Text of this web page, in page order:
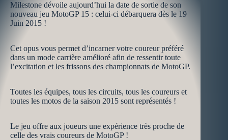
Milestone dévoile aujourd’hui la date de sortie de son
nouveau jeu MotoGP 15 : celui-ci débarquera dès le 19
Juin 2015 !
Cet opus vous permet d’incarner votre coureur préféré
dans un mode carrière amélioré afin de ressentir toute
l’excitation et les frissons des championnats de MotoGP.
Toutes les équipes, tous les circuits, tous les coureurs et
toutes les motos de la saison 2015 sont représentés !
Le jeu offre aux joueurs une expérience très proche de
celle des vrais coureurs de MotoGP !